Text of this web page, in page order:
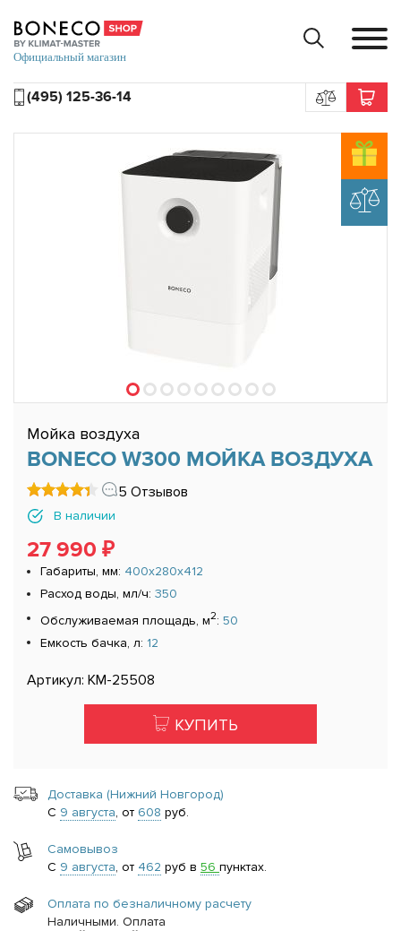
(495) 125-36-14
Мойка воздуха
BONECO W300 МОЙКА ВОЗДУХА
5 Отзывов
В наличии
27 990 ₽
Габариты, мм: 400x280x412
Расход воды, мл/ч: 350
Обслуживаемая площадь, м2: 50
Емкость бачка, л: 12
Артикул: КМ-25508
КУПИТЬ
Доставка (Нижний Новгород)
С 9 августа, от 608 руб.
Самовывоз
С 9 августа, от 462 руб в 56 пунктах.
Оплата по безналичному расчету
Наличными. Оплата